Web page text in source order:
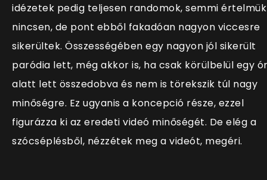
idézetek pedig teljesen randomok, semmi értelmük
nincsen, de pont ebből fakadóan nagyon viccesre
sikerültek. Összességében egy nagyon jól sikerült
paródia lett, még akkor is, ha csak körülbelül egy
alatt lett összedobva és nem is törekszik túl nagy
minőségre. Ez ugyanis a koncepció része, ezzel
figurázza ki az eredeti videó minőségét. De elég a
szócséplésből, nézzétek meg a videót, megéri.